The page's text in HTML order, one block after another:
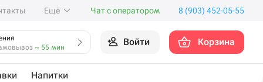
Ещё Чат с оператором 8 (903) 452-05-55
~ 55 мин Войти Корзина
Напитки